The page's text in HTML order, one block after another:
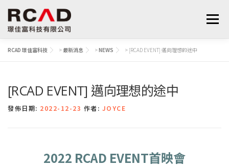
選單
支援與學習 關於我們 聯絡我們
RCAD 璟佳富科技 > 最新消息 >NEWS > [RCAD EVENT] 邁向理想的途中
[RCAD EVENT] 邁向理想的途中
發佈日期: 2022-12-23 作者: JOYCE
2022 RCAD EVENT首映會